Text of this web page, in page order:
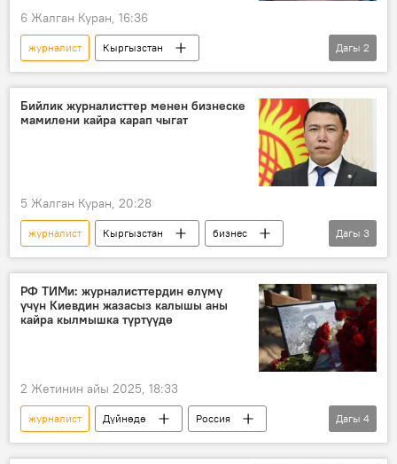
6 Жалган Куран, 16:36
журналист
Кыргызстан
"Мейкин" сыйлыгы
сынак
Дагы 2
Бийлик журналисттер менен бизнеске
мамилени кайра карап чыгат
5 Жалган Куран, 20:28
журналист Кыргызстан
бизнес
Аскат Алагөзов
активист мамиле
Дагы 3
РФ ТИМи: журналисттердин өлүмү
үчүн Киевдин жазасыз калышы аны
кайра кылмышка түртүүдө
2 Жетинин айы 2025, 18:33
журналист Дүйнөдө
Россия
Украина
Батыш
өлүм
Дагы 4